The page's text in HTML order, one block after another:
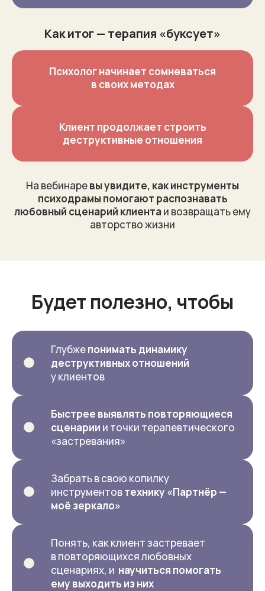
Как итог — терапия «буксует»
Психолог начинает сомневаться
в своих методах
Клиент продолжает строить
деструктивные отношения
На вебинаревы увидите, как инструменты
психодрамы помогают распознавать
любовный сценарий клиентаи возвращать ему
авторство жизни
Будет полезно, чтобы
Глубжепонимать динамику
деструктивных отношений
у клиентов
Быстрее выявлять повторяющиеся
сценарии и точки терапевтического
«застревания»
Забрать в свою копилку
инструментовтехнику «Партнёр —
моё зеркало»
Понять, как клиент застревает
в повторяющихся любовных
сценариях, и научиться помогать
ему выходить из них